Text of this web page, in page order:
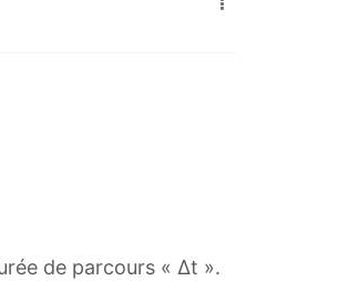
de parcours « Δt ».